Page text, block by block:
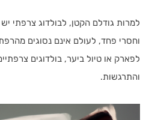
למרות גודלם הקטן, לבולדוג צרפתי
וחסרי פחד, לעולם אינם נסוגים
לפארק או טיול ביער, בולדוגים
והתרגשות.